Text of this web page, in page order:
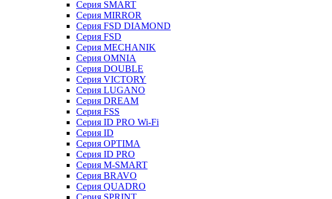
Серия SMART
Серия MIRROR
Серия FSD DIAMOND
Серия FSD
Серия MECHANIK
Серия OMNIA
Серия DOUBLE
Серия VICTORY
Серия LUGANO
Серия DREAM
Серия FSS
Серия ID PRO Wi-Fi
Серия ID
Серия OPTIMA
Серия ID PRO
Серия M-SMART
Серия BRAVO
Серия QUADRO
Серия SPRINT